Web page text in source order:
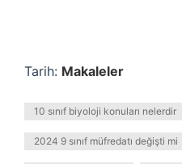
Tarih: Makaleler
10 sınıf biyoloji konuları nelerdir
2024 9 sınıf müfredatı değişti mi